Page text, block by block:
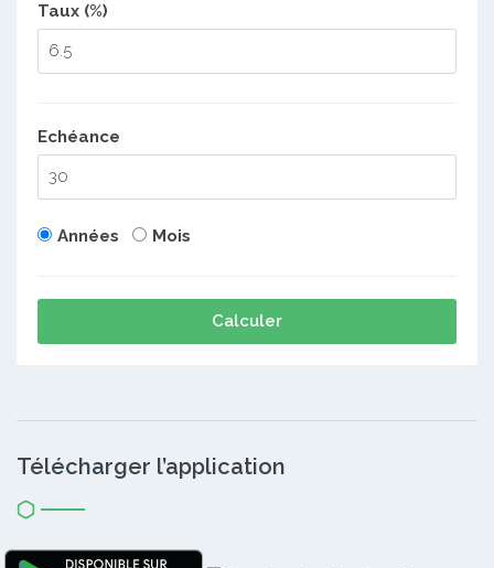
Taux (%)
Echéance
Années Mois
Calculer
Télécharger l’application